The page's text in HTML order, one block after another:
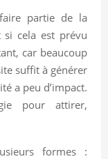
partie de la
si cela est prévu
car beaucoup
suffit à générer
a peu d’impact.
pour attirer,
formes :